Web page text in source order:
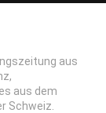
aus
aus dem
Schweiz.